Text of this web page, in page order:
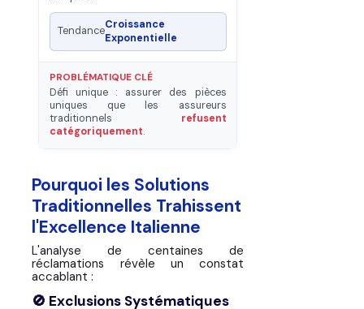
Tendance
Croissance
Exponentielle
PROBLÉMATIQUE CLÉ
Défi unique : assurer des pièces
uniques que les assureurs
traditionnels refusent
catégoriquement.
Pourquoi les Solutions
Traditionnelles Trahissent
l'Excellence Italienne
L'analyse de centaines de
réclamations révèle un constat
accablant :
🚫 Exclusions Systématiques